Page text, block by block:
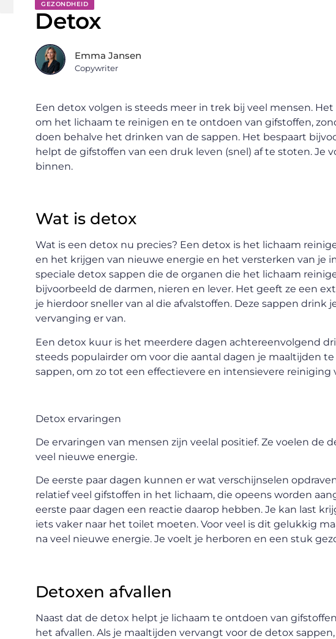
GEZONDHEID
Detox
Emma Jansen
Copywriter
Een detox volgen is steeds meer in trek bij veel mensen.
om het lichaam te reinigen en te ontdoen van gifstoffen,
doen behalve het drinken van de sappen. Het bespaart
helpt de gifstoffen van een druk leven (snel) af te stoten. Je
binnen.
Wat is detox
Wat is een detox nu precies? Een detox is het lichaam
en het krijgen van nieuwe energie en het versterken van je
speciale detox sappen die de organen die het lichaam
bijvoorbeeld de darmen, nieren en lever. Het geeft ze een
je hierdoor sneller van al die afvalstoffen. Deze sappen drink
vervanging er van.
Een detox kuur is het meerdere dagen achtereenvolgend
steeds populairder om voor die aantal dagen je maaltijden
sappen, om zo tot een effectievere en intensievere reiniging
Detox ervaringen
De ervaringen van mensen zijn veelal positief. Ze voelen de
veel nieuwe energie.
De eerste paar dagen kunnen er wat verschijnselen
relatief veel gifstoffen in het lichaam, die opeens worden
eerste paar dagen een reactie daarop hebben. Je kan last
iets vaker naar het toilet moeten. Voor veel is dit gelukkig
na veel nieuwe energie. Je voelt je herboren en een stuk
Detoxen afvallen
Naast dat de detox helpt je lichaam te ontdoen van
het afvallen. Als je maaltijden vervangt voor de detox